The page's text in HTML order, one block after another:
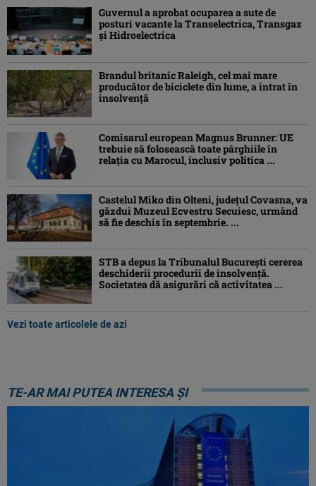
Guvernul a aprobat ocuparea a sute de
posturi vacante la Transelectrica, Transgaz
și Hidroelectrica
Brandul britanic Raleigh, cel mai mare
producător de biciclete din lume, a intrat în
insolvență
Comisarul european Magnus Brunner: UE
trebuie să folosească toate pârghiile în
relația cu Marocul, inclusiv politica ...
Castelul Miko din Olteni, județul Covasna, va
găzdui Muzeul Ecvestru Secuiesc, urmând
să fie deschis în septembrie. ...
STB a depus la Tribunalul București cererea
deschiderii procedurii de insolvență.
Societatea dă asigurări că activitatea ...
Vezi toate articolele de azi
TE-AR MAI PUTEA INTERESA ȘI